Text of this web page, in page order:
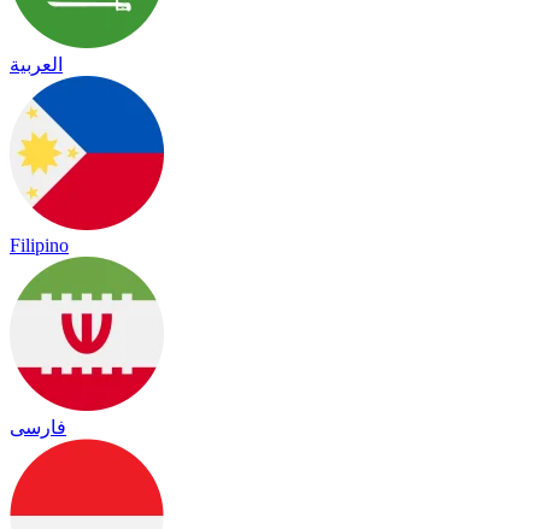
العربية
Filipino
فارسی